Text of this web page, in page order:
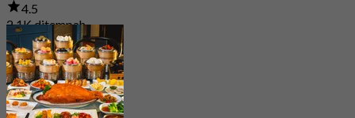
4.5
2.1K ditempah
Dari฿ 699